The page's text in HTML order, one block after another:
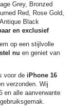
Grey, Bronzed
Red, Rose Gold,
Black
en exclusief
op een stijlvolle
nu en geniet van
voor de iPhone 16
verzonden. Wij
en alle aanverwante